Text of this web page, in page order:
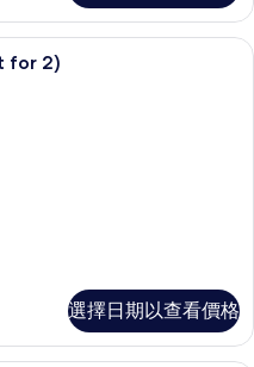
Double Room (Breakfast for
for 2)
選擇日期以查看價格